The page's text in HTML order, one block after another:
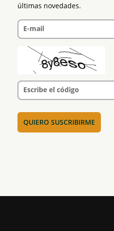
últimas novedades.
E-mail
Escribe el código